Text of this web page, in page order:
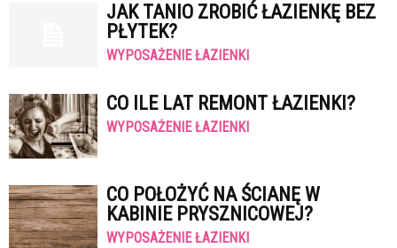
JAK TANIO ZROBIĆ ŁAZIENKĘ BEZ
PŁYTEK?
WYPOSAŻENIE ŁAZIENKI
CO ILE LAT REMONT ŁAZIENKI?
WYPOSAŻENIE ŁAZIENKI
CO POŁOŻYĆ NA ŚCIANĘ W
KABINIE PRYSZNICOWEJ?
WYPOSAŻENIE ŁAZIENKI